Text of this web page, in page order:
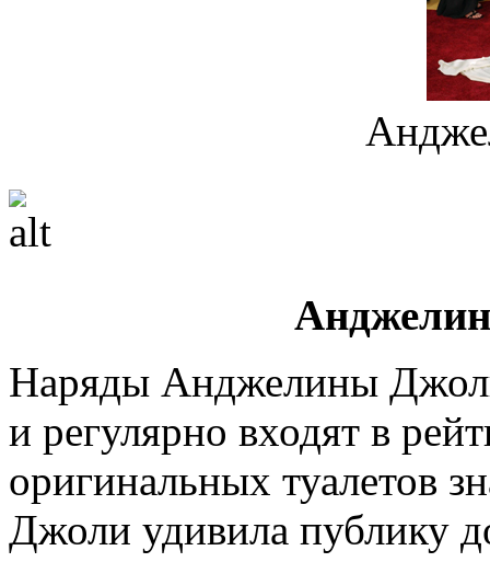
Наряды Анджелины
и регулярно входят в
оригинальных туалетов
Джоли удивила публику